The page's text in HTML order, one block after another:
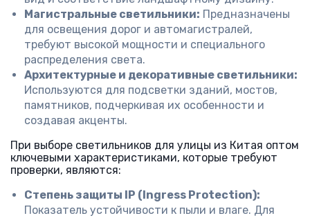
Магистральные светильники: Предназначены
для освещения дорог и автомагистралей,
требуют высокой мощности и специального
распределения света.
Архитектурные и декоративные светильники:
Используются для подсветки зданий, мостов,
памятников, подчеркивая их особенности и
создавая акценты.
При выборе светильников для улицы из Китая оптом
ключевыми характеристиками, которые требуют
проверки, являются:
Степень защиты IP (Ingress Protection):
Показатель устойчивости к пыли и влаге. Для